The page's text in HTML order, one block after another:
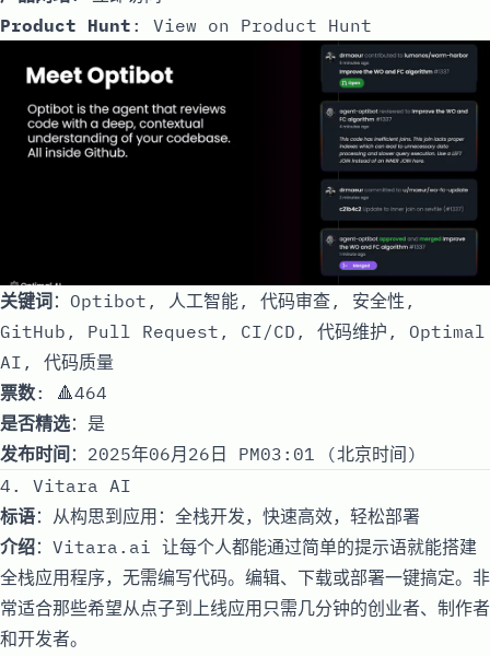
Product Hunt : View on Product Hunt
关键词：Optibot, 人工智能, 代码审查, 安全性,
GitHub, Pull Request, CI/CD, 代码维护, Optimal
AI, 代码质量
票数: 🔺464
是否精选：是
发布时间 ：2025年06月26日 PM03:01 (北京时间)
4. Vitara AI
标语：从构思到应用：全栈开发，快速高效，轻松部署
介绍：Vitara.ai 让每个人都能通过简单的提示语就能搭建
全栈应用程序，无需编写代码。编辑、下载或部署一键搞定。非
常适合那些希望从点子到上线应用只需几分钟的创业者、制作者
和开发者。